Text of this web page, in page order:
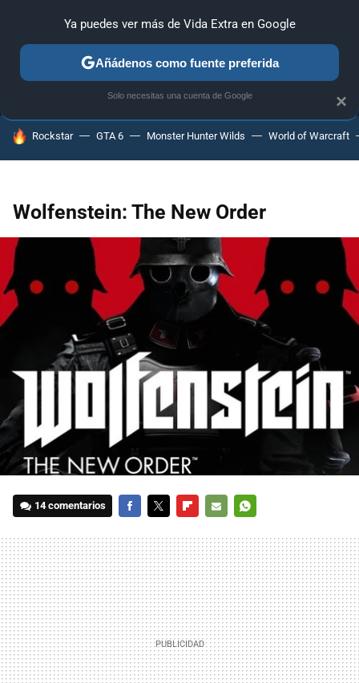
MENÚ NUEVO
GUÍAS Y TRUCOS PC SONY
HOY SE HABLA DE
Rockstar GTA 6 Monster Hunter Wilds World of Warcraft
Wolfenstein: The New Order
14 comentarios
MAIL
×
Ya puedes ver más de Vida Extra en Google
Añádenos como fuente preferida
Solo necesitas una cuenta de Google